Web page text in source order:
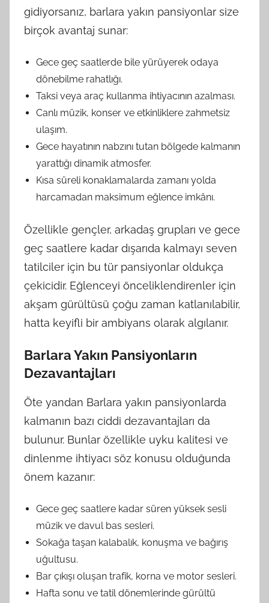
gidiyorsanız, barlara yakın pansiyonlar size
birçok avantaj sunar:
Gece geç saatlerde bile yürüyerek odaya
dönebilme rahatlığı.
Taksi veya araç kullanma ihtiyacının azalması.
Canlı müzik, konser ve etkinliklere zahmetsiz
ulaşım.
Gece hayatının nabzını tutan bölgede kalmanın
yarattığı dinamik atmosfer.
Kısa süreli konaklamalarda zamanı yolda
harcamadan maksimum eğlence imkânı.
Özellikle gençler, arkadaş grupları ve gece
geç saatlere kadar dışarıda kalmayı seven
tatilciler için bu tür pansiyonlar oldukça
çekicidir. Eğlenceyi önceliklendirenler için
akşam gürültüsü çoğu zaman katlanılabilir,
hatta keyifli bir ambiyans olarak algılanır.
Barlara Yakın Pansiyonların
Dezavantajları
Öte yandan Barlara yakın pansiyonlarda
kalmanın bazı ciddi dezavantajları da
bulunur. Bunlar özellikle uyku kalitesi ve
dinlenme ihtiyacı söz konusu olduğunda
önem kazanır:
Gece geç saatlere kadar süren yüksek sesli
müzik ve davul bas sesleri.
Sokağa taşan kalabalık, konuşma ve bağırış
uğultusu.
Bar çıkışı oluşan trafik, korna ve motor sesleri.
Hafta sonu ve tatil dönemlerinde gürültü